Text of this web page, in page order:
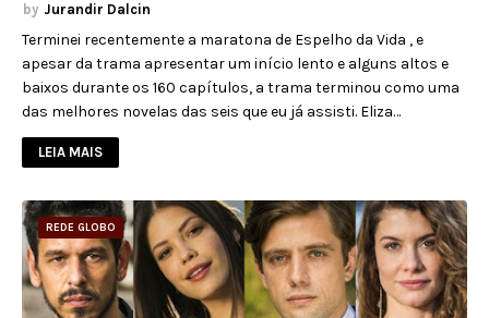
Jurandir Dalcin
Terminei recentemente a maratona de Espelho da Vida , e
apesar da trama apresentar um início lento e alguns altos e
baixos durante os 160 capítulos, a trama terminou como uma
das melhores novelas das seis que eu já assisti. Eliza…
LEIA MAIS
REDE GLOBO